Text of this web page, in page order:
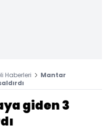
Haberleri
Mantar
giden 3